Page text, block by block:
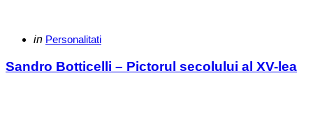
Categories
Posted
in Personalitati
Sandro Botticelli – Pictorul secolului al XV-lea